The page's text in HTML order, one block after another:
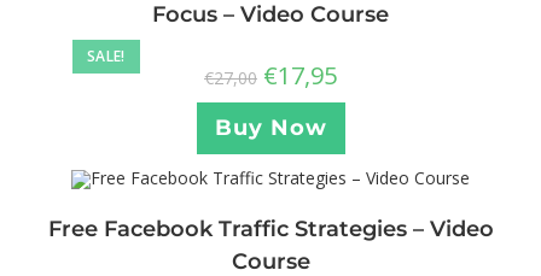
SALE!
Focus – Video Course
€27,00 €17,95
Buy Now
Free Facebook Traffic Strategies – Video
Course